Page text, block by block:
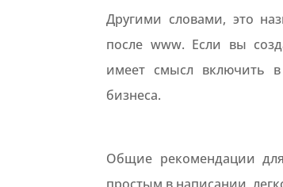
Другими словами, это
после www. Если вы
имеет смысл включить
бизнеса.
Общие рекомендации